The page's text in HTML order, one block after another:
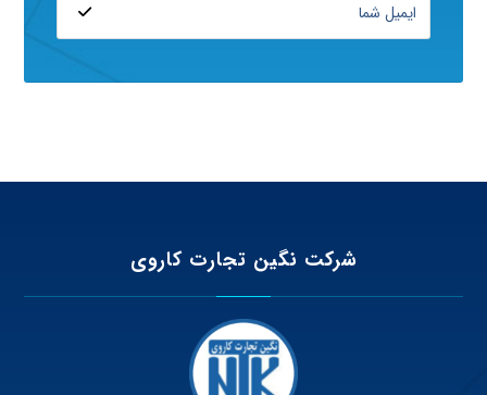
شرکت نگین تجارت کاروی